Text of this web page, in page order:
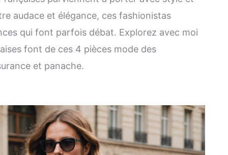
audace et élégance, ces fashionistas
qui font parfois débat. Explorez avec moi
font de ces 4 pièces mode des
et panache.